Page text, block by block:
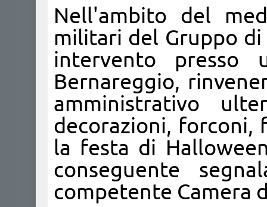
Nell'ambito del
militari del Gruppo
intervento presso
Bernareggio,
amministrativo
decorazioni,
la festa di
conseguente
competente Camera